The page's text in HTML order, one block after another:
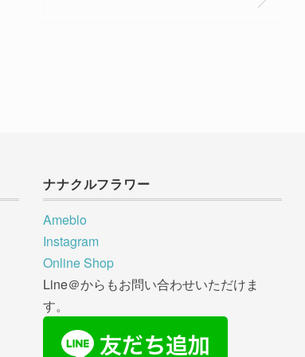
ナナクルフラワー
Ameblo
Instagram
Online Shop
Line＠からもお問い合わせいただけま
す。